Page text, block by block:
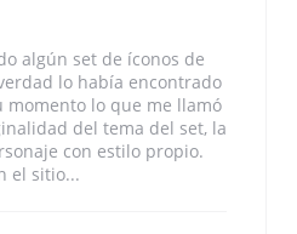
algún set de íconos de
lo había encontrado
momento lo que me llamó
del tema del set, la
con estilo propio.
el sitio...